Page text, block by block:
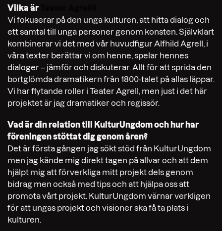
Vilka är
Vi fokuserar på den unga kulturen, att hitta dialog och
ett samtal till unga personer genom konsten. Självklart
kombinerar vi det med vår huvudfigur Alfhild Agrell, i
våra texter berättar vi om henne, spelar hennes
dialoger – jämför och diskuterar. Allt för att sprida den
bortglömda dramatikern från 1800-talet på allas läppar.
Vi har flytande roller i Teater Agrell, men just i det här
projektet är jag dramatiker och regissör.
Vad är din relation till KulturUngdom och hur har
föreningen stöttat dig genom åren?
Det är första gången jag sökt stöd från KulturUngdom
men jag kände mig direkt tagen på allvar och att dem
hjälpt mig att förverkliga mitt projekt dels genom
bidrag men också med tips och att hjälpa oss att
promota vårt projekt. KulturUngdom värnar verkligen
för att ungas projekt och visioner ska få ta plats i
kulturen.